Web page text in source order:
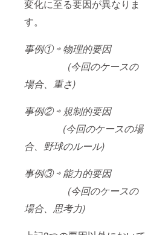
変化に至る要因が異なりま
す。
事例① ⇨ 物理的要因
(今回のケースの
場合、重さ)
事例② ⇨ 規制的要因
(今回のケースの場
合、野球のルール)
事例③ ⇨ 能力的要因
(今回のケースの
場合、思考力)